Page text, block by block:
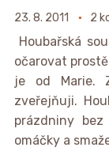
23. 8. 2011 2
Houbařská
očarovat
je od Marie.
zveřejňuji.
prázdniny
omáčky a